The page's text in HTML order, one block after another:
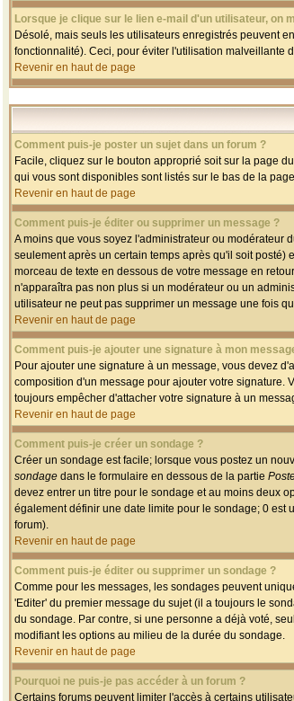
Lorsque je clique sur le lien e-mail d'un utilisateur, on
Désolé, mais seuls les utilisateurs enregistrés peuvent
fonctionnalité). Ceci, pour éviter l'utilisation malveillante
Revenir en haut de page
Comment puis-je poster un sujet dans un forum ?
Facile, cliquez sur le bouton approprié soit sur la page
qui vous sont disponibles sont listés sur le bas de la
Revenir en haut de page
Comment puis-je éditer ou supprimer un message ?
A moins que vous soyez l'administrateur ou modérateur
seulement après un certain temps après qu'il soit posté)
morceau de texte en dessous de votre message en
n'apparaîtra pas non plus si un modérateur ou un
utilisateur ne peut pas supprimer un message une fois
Revenir en haut de page
Comment puis-je ajouter une signature à mon
Pour ajouter une signature à un message, vous devez
composition d'un message pour ajouter votre signature.
toujours empêcher d'attacher votre signature à un
Revenir en haut de page
Comment puis-je créer un sondage ?
Créer un sondage est facile; lorsque vous postez un
sondage dans le formulaire en dessous de la partie
devez entrer un titre pour le sondage et au moins deux
également définir une date limite pour le sondage; 0 est
forum).
Revenir en haut de page
Comment puis-je éditer ou supprimer un sondage ?
Comme pour les messages, les sondages peuvent
'Editer' du premier message du sujet (il a toujours le
du sondage. Par contre, si une personne a déjà voté,
modifiant les options au milieu de la durée du sondage.
Revenir en haut de page
Pourquoi ne puis-je pas accéder à un forum ?
Certains forums peuvent limiter l'accès à certains